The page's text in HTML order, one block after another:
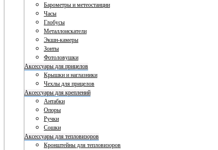
Барометры и метеостанции
Часы
Глобусы
Металлоискатели
Экшн-камеры
Зонты
Фотоловушки
Аксессуары для прицелов
Крышки и наглазники
Чехлы для прицелов
Аксессуары для креплений
Антабки
Опоры
Ручки
Сошки
Аксессуары для тепловизоров
Кронштейны для тепловизоров